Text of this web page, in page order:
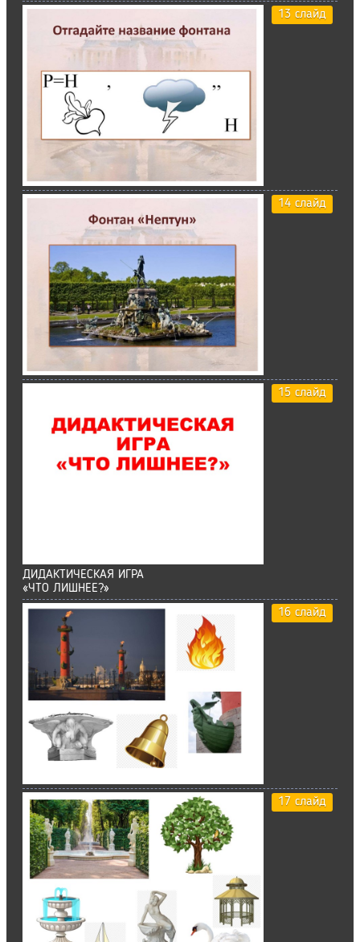
13 слайд
14 слайд
15 слайд
ДИДАКТИЧЕСКАЯ ИГРА
«ЧТО ЛИШНЕЕ?»
16 слайд
17 слайд